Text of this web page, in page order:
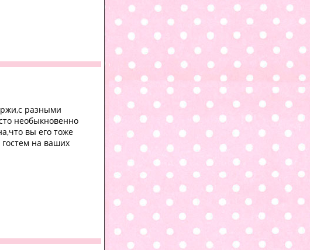
разными
необыкновенно
вы его тоже
на ваших